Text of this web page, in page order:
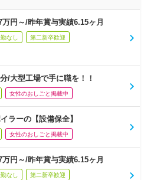
円～/昨年賞与実績6.15ヶ月
なし 第二新卒歓迎
/大型工場で手に職を！！
女性のおしごと掲載中
ラーの【設備保全】
女性のおしごと掲載中
円～/昨年賞与実績6.15ヶ月
なし 第二新卒歓迎